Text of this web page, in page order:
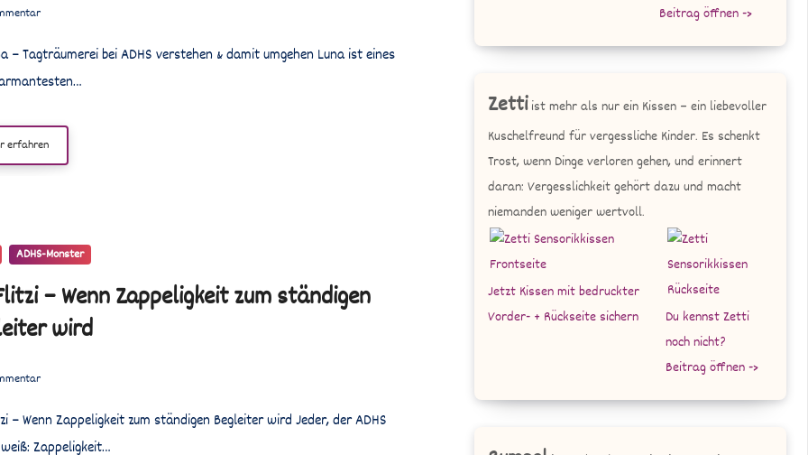
erfahren
ADHS-Monster
– Wenn Zappeligkeit zum ständigen
wird
Zappeligkeit…
Beitrag öffnen ->
Zettiist mehr als nur ein Kissen – ein liebevoller
Kuschelfreund für vergessliche Kinder. Es schenkt
Trost, wenn Dinge verloren gehen, und erinnert
daran: Vergesslichkeit gehört dazu und macht
niemanden weniger wertvoll.
Jetzt Kissen mit bedruckter
Vorder- + Rückseite sichern
Du kennst Zetti
noch nicht?
Beitrag öffnen ->